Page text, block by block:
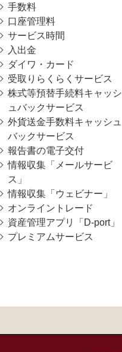
手数料
口座管理料
サービス時間
入出金
ダイワ・カード
受取りらくらくサービス
株式等預替手続料キャッシ
ュバックサービス
外貨送金手数料キャッシュ
バックサービス
報告書の電子交付
情報収集「メールサービ
ス」
情報収集「ウェビナー」
オンライントレード
資産管理アプリ「D-port」
プレミアムサービス